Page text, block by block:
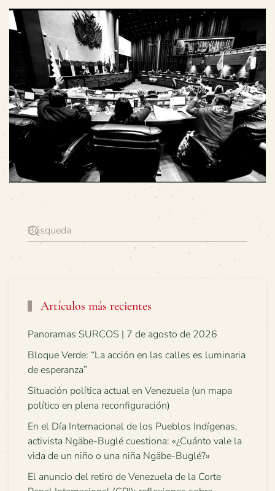
Artículos más recientes
Panoramas SURCOS | 7 de agosto de 2026
Bloque Verde: “La acción en las calles es luminaria
de esperanza”
Situación política actual en Venezuela (un mapa
político en plena reconfiguración)
En el Día Internacional de los Pueblos Indígenas,
activista Ngäbe-Buglé cuestiona: «¿Cuánto vale la
vida de un niño o una niña Ngäbe-Buglé?»
El anuncio del retiro de Venezuela de la Corte